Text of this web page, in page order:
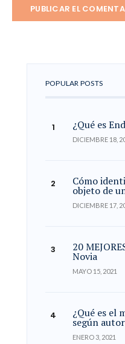
POPULAR POSTS
¿Qué es
DICIEMBRE 18,
Cómo
objeto de
DICIEMBRE 17,
20
Novia
MAYO 15, 2021
¿Qué es el
según
ENERO 3, 2021